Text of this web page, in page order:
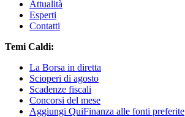
Attualità
Esperti
Contatti
Temi Caldi:
La Borsa in diretta
Scioperi di agosto
Scadenze fiscali
Concorsi del mese
Aggiungi QuiFinanza alle fonti preferite